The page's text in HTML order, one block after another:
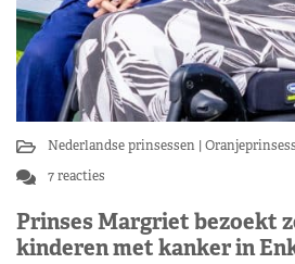
Nederlandse prinsessen
7 reacties
Prinses Margriet bezoekt
kinderen met kanker in